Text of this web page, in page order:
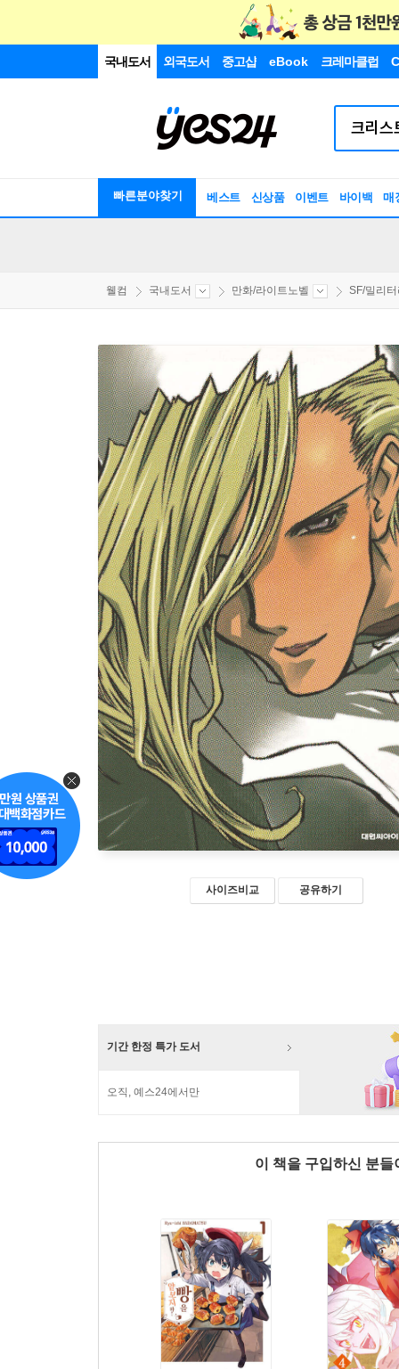
국내도서 외국도서 중고샵 eBook 크레마클럽
빠른분야찾기 베스트 신상품 이벤트 바이백 매
웰컴 국내도서 만화/라이트노벨 SF/밀리
사이즈비교 공유하기
기간 한정 특가 도서
오직, 예스24에서만
이 책을 구입하신 분